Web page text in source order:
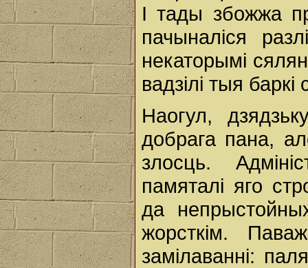
І тады збожжа
пачыналіся
некаторымі
вадзілі тыя
Наогул,
добрага пана,
злосць.
памяталі яго
да
жорсткім.
замілаванні: